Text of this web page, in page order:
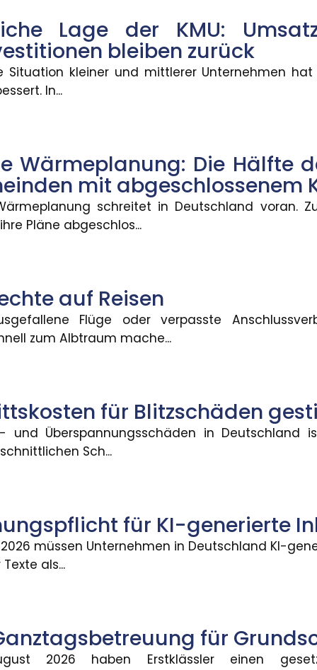
Lage der KMU:
bleiben zurück
Situation kleiner und mittlerer Unternehmen
In...
Wärmeplanung: Die Hälfte
mit abgeschlossenem
schreitet in Deutschland voran.
Pläne abgeschlos...
auf Reisen
Flüge oder verpasste
zum Albtraum mache...
für Blitzschäden
und Überspannungsschäden in Deutschland
Sch...
für KI-generierte
müssen Unternehmen in Deutschland KI-
als...
für
2026 haben Erstklässler einen
KI-generierte Inhalte
in Deutschland KI-generierte Inhalte wie
für Grundschulkinder
gesetzlichen Anspruch auf
Regress gegen
Rechtsschutzversicherungen Anwälte auch
Beweislast liegt beim
Waschstraße, gibt es immer wieder Streit über
und
werden und digitale Ausweise,
als Hebel für
Frühstart-Rente für Kinder ab sechs Jahren.
bei
darstellen und zu Mängelansprüchen